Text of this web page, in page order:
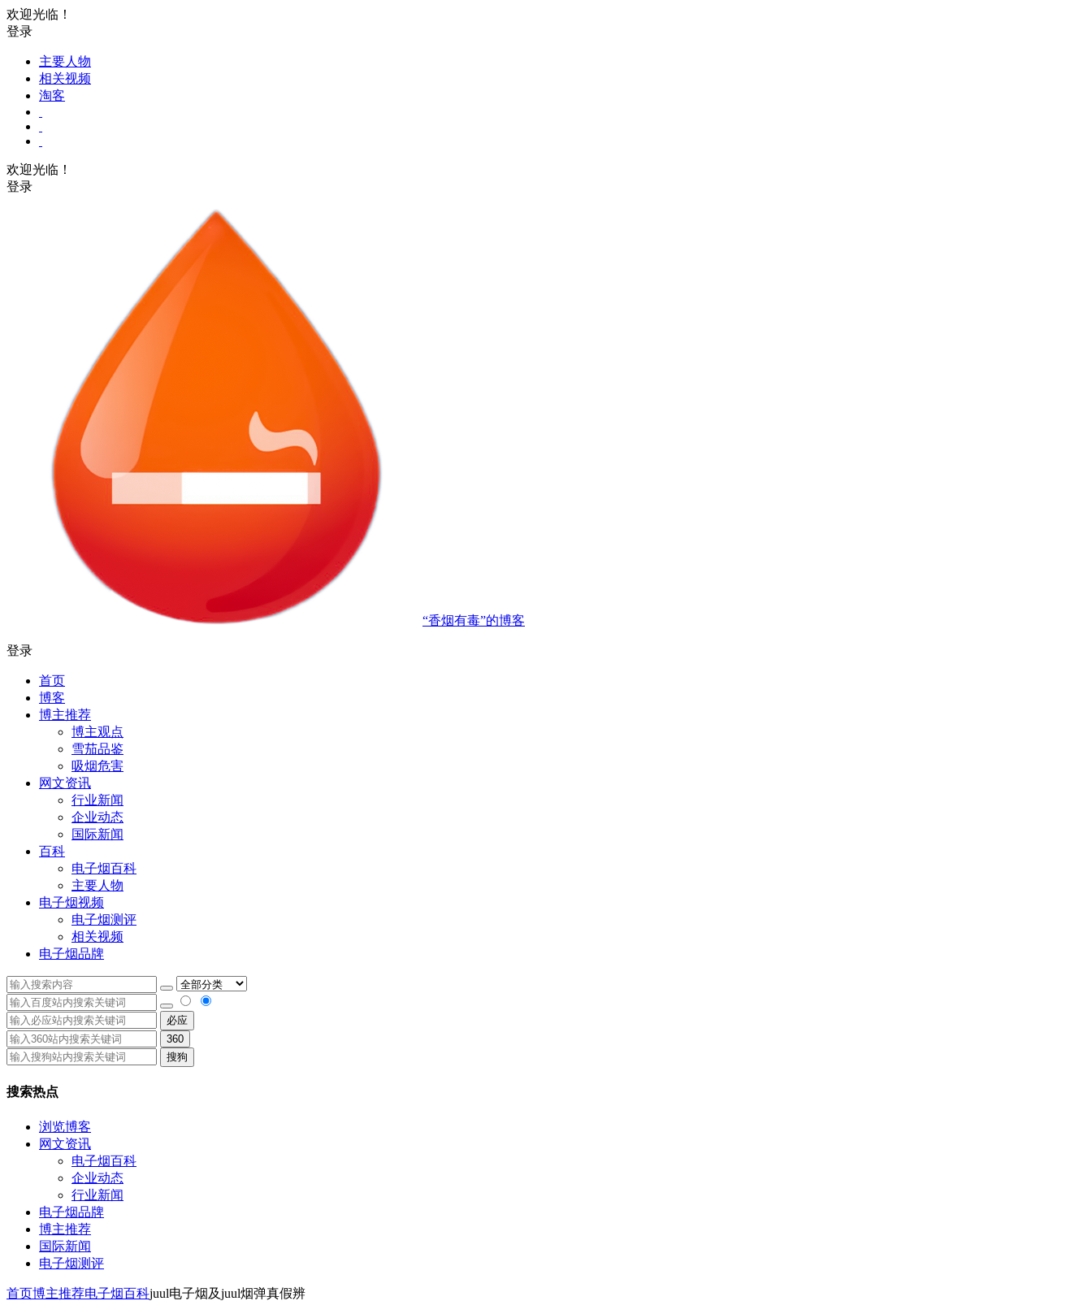
欢迎光临！
登录
主要人物
相关视频
淘客
欢迎光临！
登录
“香烟有毒”的博客
登录
首页
博客
博主推荐
博主观点
雪茄品鉴
吸烟危害
网文资讯
行业新闻
企业动态
国际新闻
百科
电子烟百科
主要人物
电子烟视频
电子烟测评
相关视频
电子烟品牌
必应
360
搜狗
搜索热点
浏览博客
网文资讯
电子烟百科
企业动态
行业新闻
电子烟品牌
博主推荐
国际新闻
电子烟测评
首页博主推荐电子烟百科juul电子烟及juul烟弹真假辨